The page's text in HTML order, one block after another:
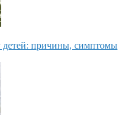
детей: причины, симптомы